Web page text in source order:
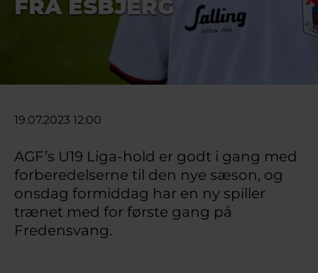
FRA ESBJERG
19.07.2023 12:00
AGF’s U19 Liga-hold er godt i gang med
forberedelserne til den nye sæson, og
onsdag formiddag har en ny spiller
trænet med for første gang på
Fredensvang.